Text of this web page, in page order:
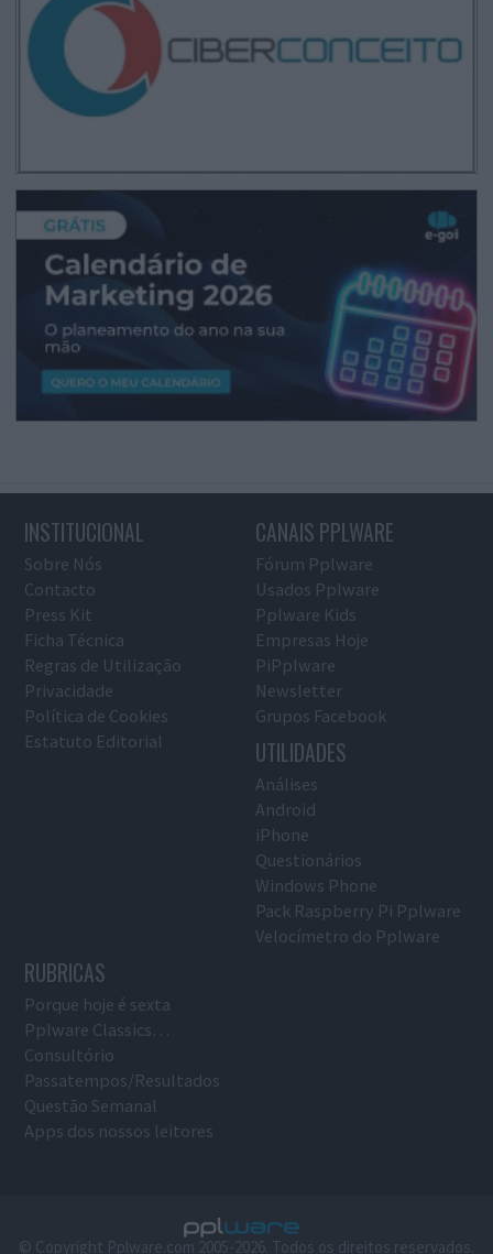
INSTITUCIONAL
Sobre Nós
Contacto
Press Kit
Ficha Técnica
Regras de Utilização
Privacidade
Política de Cookies
Estatuto Editorial
CANAIS PPLWARE
Fórum Pplware
Usados Pplware
Pplware Kids
Empresas Hoje
PiPplware
Newsletter
Grupos Facebook
UTILIDADES
Análises
Android
iPhone
Questionários
Windows Phone
Pack Raspberry Pi Pplware
Velocímetro do Pplware
RUBRICAS
Porque hoje é sexta
Pplware Classics…
Consultório
Passatempos/Resultados
Questão Semanal
Apps dos nossos leitores
© Copyright Pplware.com 2005-2026. Todos os direitos reservados.